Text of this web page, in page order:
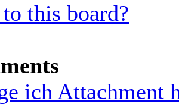
this board?
ich Attachment